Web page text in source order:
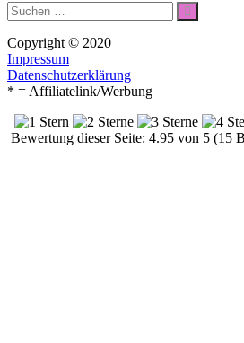
Suche
nach:
Suchen
Copyright © 2020
Impressum
Datenschutzerklärung
* = Affiliatelink/Werbung
Bewertung dieser Seite: 4.95 von 5 (15